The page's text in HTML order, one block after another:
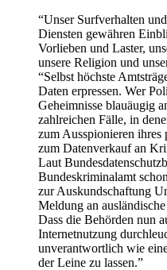
“Unser Surfverhalten
Diensten gewähren
Vorlieben und Laster,
unsere Religion und
“Selbst höchste
Daten erpressen. Wer
Geheimnisse blauäugig
zahlreichen Fälle, in
zum Ausspionieren ihres
zum Datenverkauf an
Laut
Bundeskriminalamt
zur Auskundschaftung
Meldung an
Dass die Behörden nun
Internetnutzung
unverantwortlich wie
der Leine zu lassen.”